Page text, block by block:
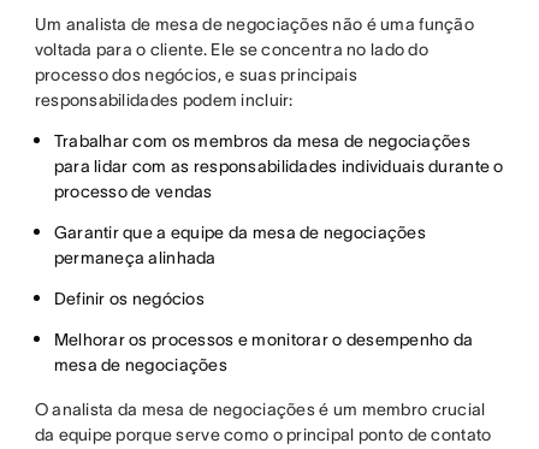
Um analista de mesa de negociações não é uma função
voltada para o cliente. Ele se concentra no lado do
processo dos negócios, e suas principais
responsabilidades podem incluir:
Trabalhar com os membros da mesa de negociações
para lidar com as responsabilidades individuais durante o
processo de vendas
Garantir que a equipe da mesa de negociações
permaneça alinhada
Definir os negócios
Melhorar os processos e monitorar o desempenho da
mesa de negociações
O analista da mesa de negociações é um membro crucial
da equipe porque serve como o principal ponto de contato